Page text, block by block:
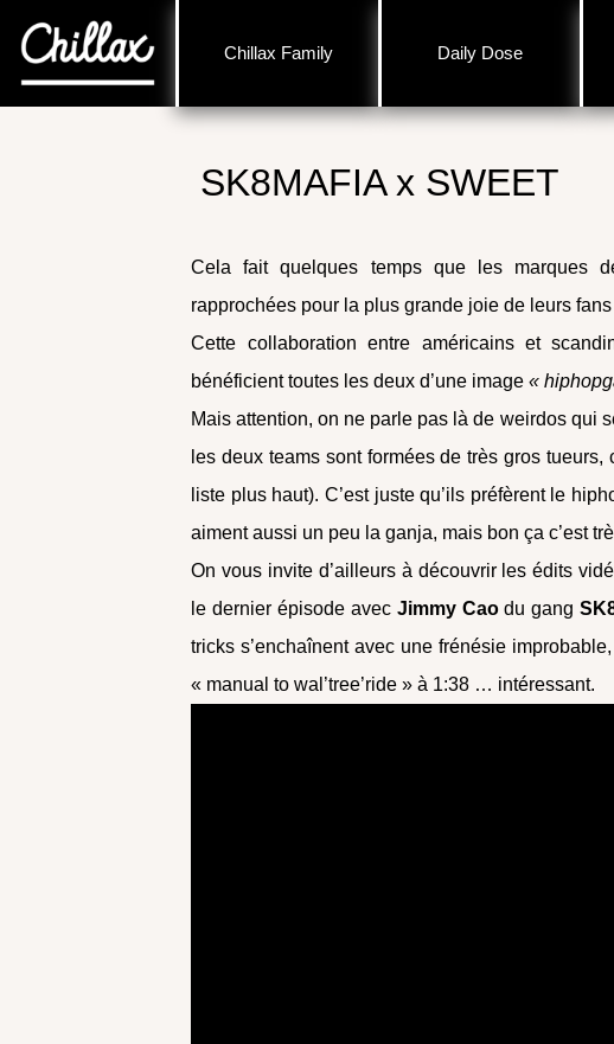
Chillax Family Daily Dose
SK8MAFIA x SWEET
Cela fait quelques temps que les marques
rapprochées pour la plus grande joie de leurs
Cette collaboration entre américains et
bénéficient toutes les deux d’une image«
Mais attention, on ne parle pas là de weirdos qui
les deux teams sont formées de très gros
liste plus haut). C’est juste qu’ils préfèrent le
aiment aussi un peu la ganja, mais bon ça c’est
On vous invite d’ailleurs à découvrir les édits
le dernier épisode avec Jimmy Caodu gang
tricks s’enchaînent avec une frénésie
« manual to wal’tree’ride » à 1:38 … intéressant.